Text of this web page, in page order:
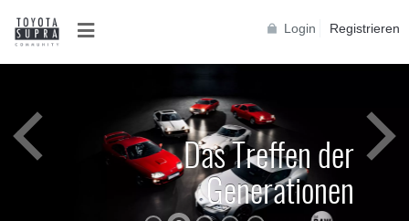
Login Registrieren
Das Treffen der
Generationen